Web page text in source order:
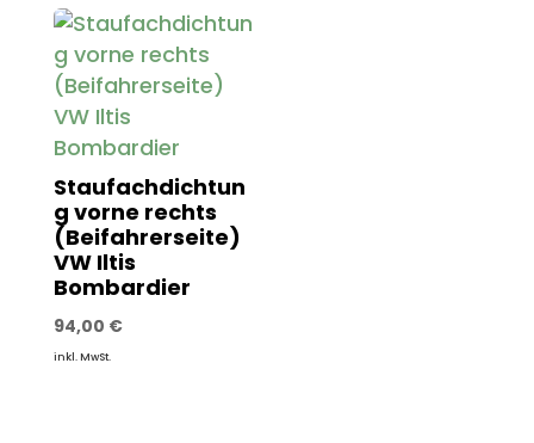
Staufachdichtun
g vorne rechts
(Beifahrerseite)
VW Iltis
Bombardier
94,00 €
inkl. MwSt.